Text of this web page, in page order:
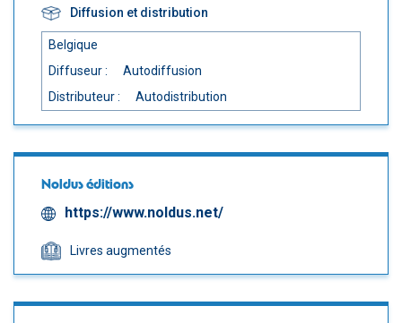
Diffusion et distribution
Belgique
Diffuseur :
Autodiffusion
Distributeur :
Autodistribution
Noldus éditions
https://www.noldus.net/
Livres augmentés